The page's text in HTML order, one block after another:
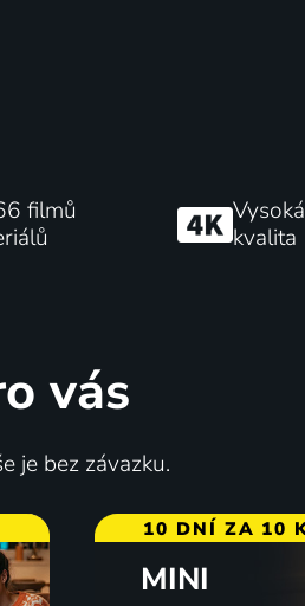
filmů
Vysoká
kvalita
vás
je bez závazku.
10 DNÍ ZA 10
MINI